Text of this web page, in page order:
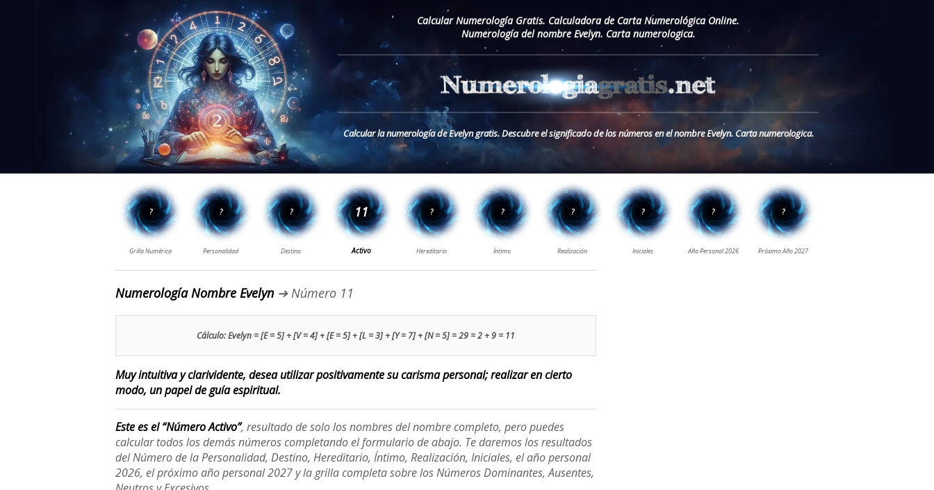
Calcular Numerología Gratis. Calculadora de Carta Numerológica Online.
Numerología del nombre Evelyn. Carta numerologica.
Calcular la numerología de Evelyn gratis. Descubre el significado de los números en el nombre Evelyn. Carta numerologica.
Numerología Nombre Evelyn➔ Número 11
Cálculo: Evelyn = [E = 5] + [V = 4] + [E = 5] + [L = 3] + [Y = 7] + [N = 5] = 29 = 2 + 9 = 11
Muy intuitiva y clarividente, desea utilizar positivamente su carisma personal; realizar en cierto
modo, un papel de guía espiritual.
Este es el “Número Activo”, resultado de solo los nombres del nombre completo, pero puedes
calcular todos los demás números completando el formulario de abajo. Te daremos los resultados
del Número de la Personalidad, Destino, Hereditario, Íntimo, Realización, Iniciales, el año personal
2026, el próximo año personal 2027 y la grilla completa sobre los Números Dominantes, Ausentes,